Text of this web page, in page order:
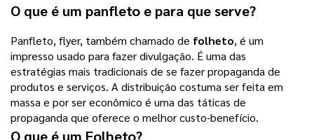
O que é um panfleto e para que serve?
Panfleto, flyer, também chamado de folheto, é um
impresso usado para fazer divulgação. É uma das
estratégias mais tradicionais de se fazer propaganda de
produtos e serviços. A distribuição costuma ser feita em
massa e por ser econômico é uma das táticas de
propaganda que oferece o melhor custo-benefício.
O que é um Folheto?